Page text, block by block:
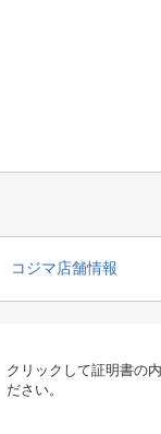
コジマ店舗情報
クリックして証明書の
ださい。